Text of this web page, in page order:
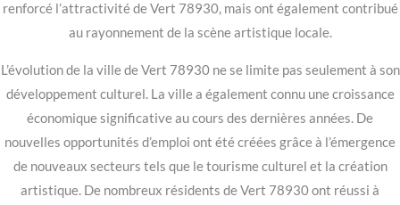
renforcé l’attractivité de Vert 78930, mais ont également contribué
au rayonnement de la scène artistique locale.
L’évolution de la ville de Vert 78930 ne se limite pas seulement à son
développement culturel. La ville a également connu une croissance
économique significative au cours des dernières années. De
nouvelles opportunités d’emploi ont été créées grâce à l’émergence
de nouveaux secteurs tels que le tourisme culturel et la création
artistique. De nombreux résidents de Vert 78930 ont réussi à